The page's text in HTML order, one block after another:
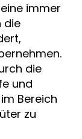
immer
die
die
und
Bereich
zu